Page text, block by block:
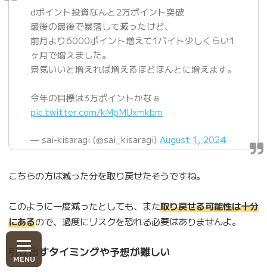
dポイント投資なんと2万ポイント突破
最後の最後で暴落して減ったけど、
前月より6000ポイント増えて1バイト少しくらい1
ヶ月で増えました。
景気いいと増えれば増えるほどほんとに増えます。
今年の目標は3万ポイントかなぁ
pic.twitter.com/kMpMUxmkbm
— sai-kisaragi (@sai_kisaragi)August 1, 2024
こちらの方は減った分を取り戻せたそうですね。
このように一度減ったとしても、また取り戻せる可能性は十分
にあるので、過度にリスクを恐れる必要はありませんよ。
引き出すタイミングや予想が難しい